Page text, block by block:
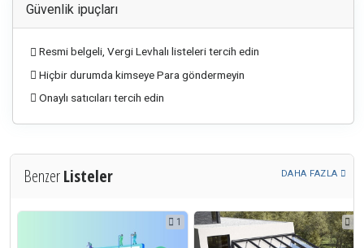
Güvenlik ipuçları
Resmi belgeli, Vergi Levhalı listeleri tercih edin
Hiçbir durumda kimseye Para göndermeyin
Onaylı satıcıları tercih edin
BenzerListeler DAHA FAZLA
1